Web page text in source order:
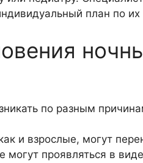
план по
по разным
и взрослые, могут
могут проявляться в